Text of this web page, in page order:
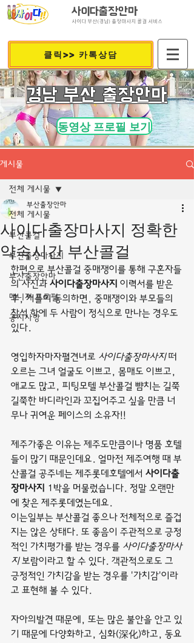
사이다출장안마
사이다 부산(경남) 출장마사지 콜걸 서비스
클릭>> 카톡상담
​경남 부산 출장안마
동영상 프로필 보기
게시물
전체 게시물
부산콜걸
부산출장마사지
부산출장안마
매니저 프로필
공지사항
전체 게시물
사이다출장마사지 정확한
약속시간 부산콜걸
부산출장안마
한편으로 부산콜걸 중매쟁이를 통해 구혼자들
의 사진과 사이다출장마사지 이력서를 받은
후, 커플이 동의하면, 중매쟁이와 부모들의
참석 하에 두 사람이 정식으로 만나는 경우도
있다.
영입하자마자펼견녀로 사이다출장마사지 떠
오르는 그녀 얼굴도 이쁘고, 몸매도 이쁘고,
애교도 많고, 피팅모텔 부산콜걸 뺨치는 길쭉
길쭉한 바디라인과 꼬집어주고 싶을 만큼 너
무나 귀여운 페이스의 소유자!!
제주가좋은 이유는 제주도만큼이나 명품 호텔
들이 많기 때문인데요. 얼마전 제주여행 때 부
산콜걸 공주네는 제주롯데호텔에서 사이다출
장마사지
1박을 머물렀습니다. 정말 오랜만
에 찾은 제주롯데였는데요.
이는일부는 부산콜걸 좋으나 전체적으로 즐겁
지는 않은 상태다. 또 좋음이 주관적으로 긍정
적인 가치평가를 받는 경우를 사이다출장마사
지 보람이라고 할 수 있다. 객관적으로도 그
긍정적인 가치감을 받는 경우를 '가치감'이라
고 표현해 볼 수 있다.
자아의발견 때문에, 또는 많은 불안을 안고 있
기 때문에 다양화하고, 심화(深化)하고, 동요